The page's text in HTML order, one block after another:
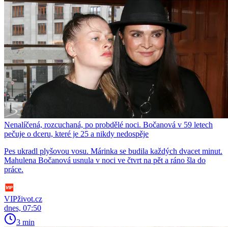
Nenalíčená, rozcuchaná, po probdělé noci. Bočanová v 59 letech
pečuje o dceru, které je 25 a nikdy nedospěje
Pes ukradl plyšovou vosu. Márinka se budila každých dvacet minut.
Mahulena Bočanová usnula v noci ve čtvrt na pět a ráno šla do
práce.
VIPživot.cz
dnes, 07:50
3 min